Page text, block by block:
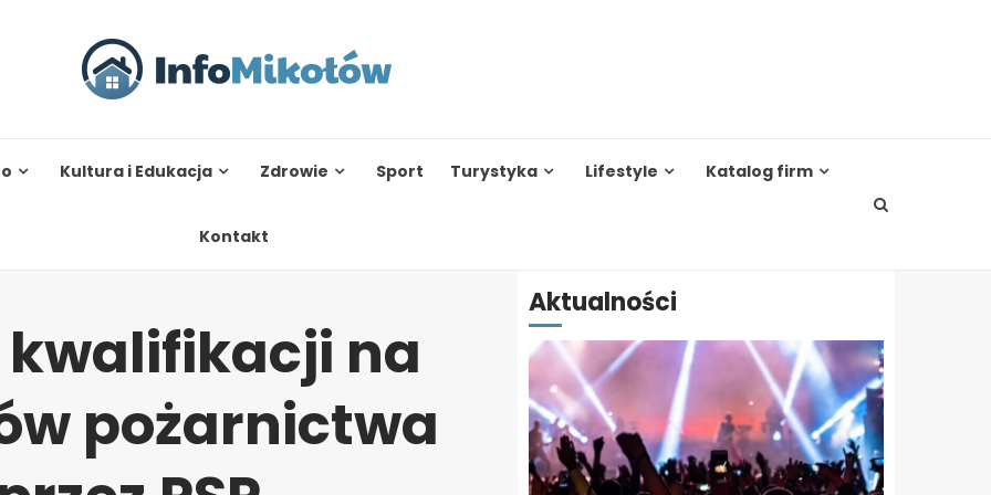
Kultura i Edukacja Zdrowie Sport Turystyka Lifestyle Katalog firm
Kontakt
na
pożarnictwa
Aktualności